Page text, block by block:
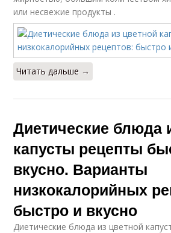
или несвежие продукты .
Читать дальше →
Диетические блюда
капусты рецепты
вкусно. Варианты
низкокалорийных
быстро и вкусно
Диетические блюда из цветной